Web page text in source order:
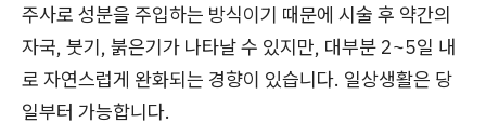
주사로 성분을 주입하는 방식이기 때문에 시술 후 약간의
자국, 붓기, 붉은기가 나타날 수 있지만, 대부분 2~5일 내
로 자연스럽게 완화되는 경향이 있습니다. 일상생활은 당
일부터 가능합니다.